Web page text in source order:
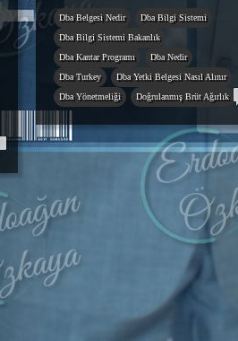
Dba Belgesi Nedir
Dba Bilgi Sistemi
Dba Bilgi Sistemi Bakanlık
Dba Kantar Programı
Dba Nedir
Dba Turkey
Dba Yetki Belgesi Nasıl Alınır
Dba Yönetmeliği
Doğrulanmış Brüt Ağırlık